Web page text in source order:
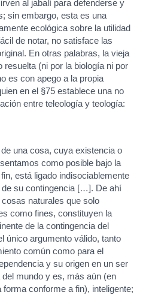
al jabalí para defenderse y
sin embargo, esta es una
ecológica sobre la utilidad
de notar, no satisface las
En otras palabras, la vieja
resuelta (ni por la biología ni por
es con apego a la propia
en el §75 establece una no
entre teleología y teología:
una cosa, cuya existencia o
como posible bajo la
está ligado indisociablemente
de su contingencia […]. De ahí
naturales que solo
como fines, constituyen la
de la contingencia del
único argumento válido, tanto
común como para el
y su origen en un ser
mundo y es, más aún (en
forma conforme a fin), inteligente;